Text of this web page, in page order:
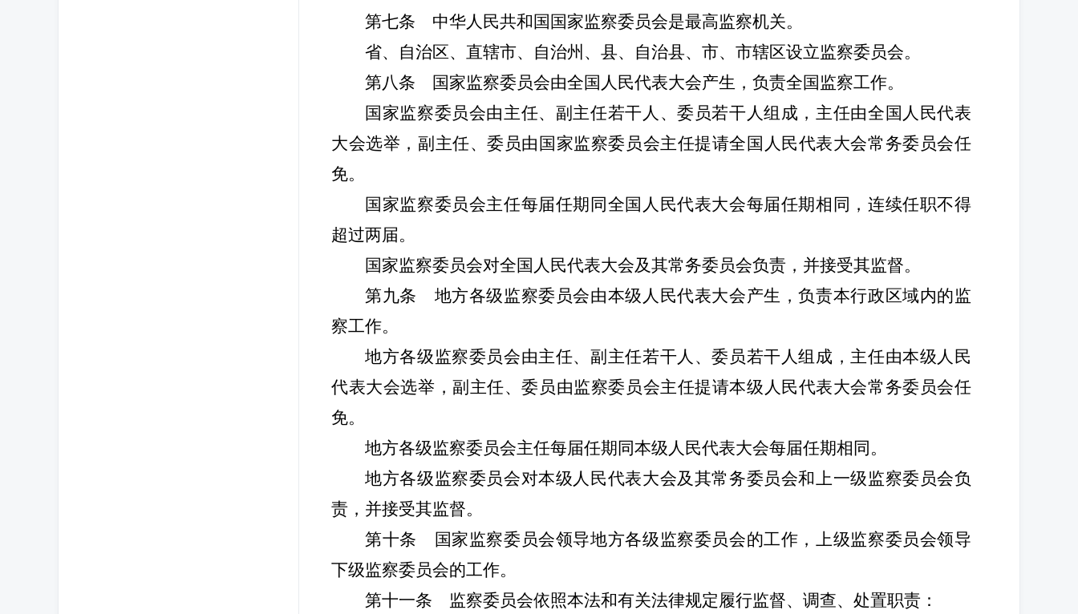
第七条 中华人民共和国国家监察委员会是最高监察机关。
省、自治区、直辖市、自治州、县、自治县、市、市辖区设立监察委员会。
第八条 国家监察委员会由全国人民代表大会产生，负责全国监察工作。
国家监察委员会由主任、副主任若干人、委员若干人组成，主任由全国人民代表
大会选举，副主任、委员由国家监察委员会主任提请全国人民代表大会常务委员会任
免。
国家监察委员会主任每届任期同全国人民代表大会每届任期相同，连续任职不得
超过两届。
国家监察委员会对全国人民代表大会及其常务委员会负责，并接受其监督。
第九条 地方各级监察委员会由本级人民代表大会产生，负责本行政区域内的监
察工作。
地方各级监察委员会由主任、副主任若干人、委员若干人组成，主任由本级人民
代表大会选举，副主任、委员由监察委员会主任提请本级人民代表大会常务委员会任
免。
地方各级监察委员会主任每届任期同本级人民代表大会每届任期相同。
地方各级监察委员会对本级人民代表大会及其常务委员会和上一级监察委员会负
责，并接受其监督。
第十条 国家监察委员会领导地方各级监察委员会的工作，上级监察委员会领导
下级监察委员会的工作。
第十一条 监察委员会依照本法和有关法律规定履行监督、调查、处置职责：